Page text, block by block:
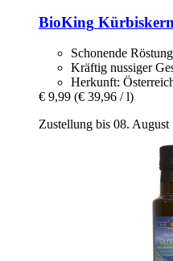
BioKing
Schonende Röstung
Kräftig nussiger
Herkunft:
€ 9,99 (€ 39,96 / l)
Zustellung bis 08. August